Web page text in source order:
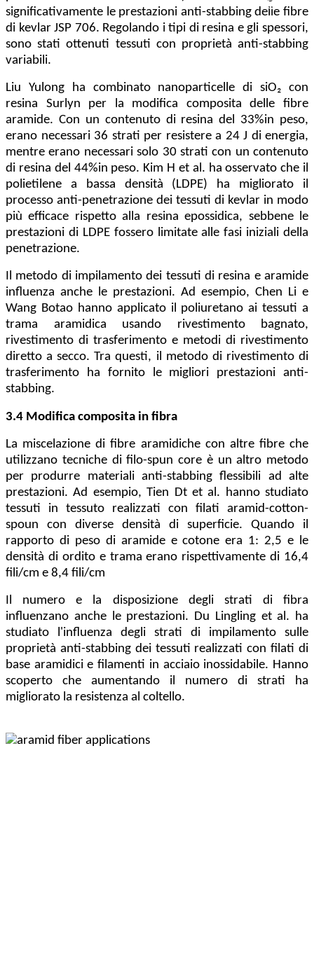
significativamente le prestazioni anti-stabbing delle fibre
di kevlar JSP 706. Regolando i tipi di resina e gli spessori,
sono stati ottenuti tessuti con proprietà anti-stabbing
variabili.
Liu Yulong ha combinato nanoparticelle di siO₂ con
resina Surlyn per la modifica composita delle fibre
aramide. Con un contenuto di resina del 33%in peso,
erano necessari 36 strati per resistere a 24 J di energia,
mentre erano necessari solo 30 strati con un contenuto
di resina del 44%in peso. Kim H et al. ha osservato che il
polietilene a bassa densità (LDPE) ha migliorato il
processo anti-penetrazione dei tessuti di kevlar in modo
più efficace rispetto alla resina epossidica, sebbene le
prestazioni di LDPE fossero limitate alle fasi iniziali della
penetrazione.
Il metodo di impilamento dei tessuti di resina e aramide
influenza anche le prestazioni. Ad esempio, Chen Li e
Wang Botao hanno applicato il poliuretano ai tessuti a
trama aramidica usando rivestimento bagnato,
rivestimento di trasferimento e metodi di rivestimento
diretto a secco. Tra questi, il metodo di rivestimento di
trasferimento ha fornito le migliori prestazioni anti-
stabbing.
3.4 Modifica composita in fibra
La miscelazione di fibre aramidiche con altre fibre che
utilizzano tecniche di filo-spun core è un altro metodo
per produrre materiali anti-stabbing flessibili ad alte
prestazioni. Ad esempio, Tien Dt et al. hanno studiato
tessuti in tessuto realizzati con filati aramid-cotton-
spoun con diverse densità di superficie. Quando il
rapporto di peso di aramide e cotone era 1: 2,5 e le
densità di ordito e trama erano rispettivamente di 16,4
fili/cm e 8,4 fili/cm
Il numero e la disposizione degli strati di fibra
influenzano anche le prestazioni. Du Lingling et al. ha
studiato l'influenza degli strati di impilamento sulle
proprietà anti-stabbing dei tessuti realizzati con filati di
base aramidici e filamenti in acciaio inossidabile. Hanno
scoperto che aumentando il numero di strati ha
migliorato la resistenza al coltello.